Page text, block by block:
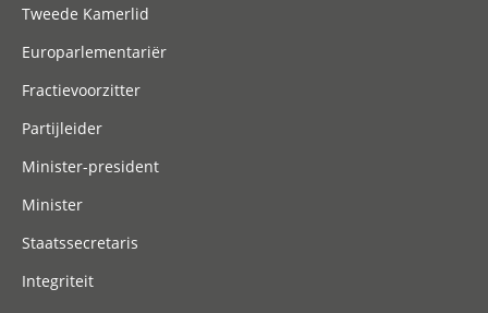
Tweede Kamerlid
Europarlementariër
Fractievoorzitter
Partijleider
Minister-president
Minister
Staatssecretaris
Integriteit